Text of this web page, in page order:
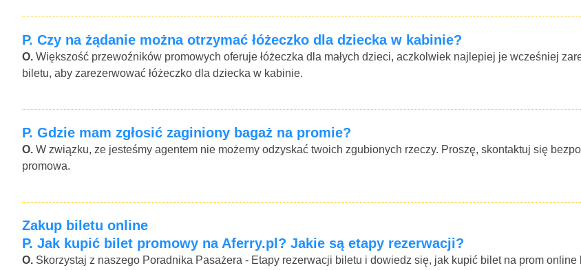
P. Czy na żądanie można otrzymać łóżeczko dla dziecka w kabinie?
O. Większość przewoźników promowych oferuje łóżeczka dla małych dzieci, aczkolwiek najlepiej je wcześniej
biletu, aby zarezerwować łóżeczko dla dziecka w kabinie.
P. Gdzie mam zgłosić zaginiony bagaż na promie?
O. W związku, ze jesteśmy agentem nie możemy odzyskać twoich zgubionych rzeczy. Proszę, skontaktuj się
promowa.
Zakup biletu online
P. Jak kupić bilet promowy na Aferry.pl? Jakie są etapy rezerwacji?
O. Skorzystaj z naszego Poradnika Pasażera - Etapy rezerwacji biletu i dowiedz się, jak kupić bilet na prom online